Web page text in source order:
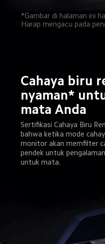
*Gambar di halaman ini
Harap mengacu pada
Cahaya biru
nyaman*
mata Anda
Sertifikasi Cahaya Biru
bahwa ketika mode
monitor akan memfilter
pendek untuk
untuk mata.